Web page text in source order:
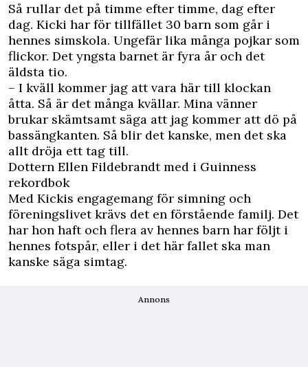
Så rullar det på timme efter timme, dag efter
dag. Kicki har för tillfället 30 barn som går i
hennes simskola. Ungefär lika många pojkar som
flickor. Det yngsta barnet är fyra år och det
äldsta tio.
– I kväll kommer jag att vara här till klockan
åtta. Så är det många kvällar. Mina vänner
brukar skämtsamt säga att jag kommer att dö på
bassängkanten. Så blir det kanske, men det ska
allt dröja ett tag till.
Dottern Ellen Fildebrandt med i Guinness
rekordbok
Med Kickis engagemang för simning och
föreningslivet krävs det en förstående familj. Det
har hon haft och flera av hennes barn har följt i
hennes fotspår, eller i det här fallet ska man
kanske säga simtag.
Annons